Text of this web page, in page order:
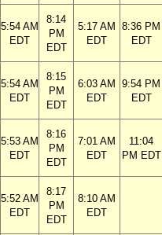
5:54 AM
EDT
8:14
PM
EDT
5:17 AM
EDT
8:36 PM
EDT
5:54 AM
EDT
8:15
PM
EDT
6:03 AM
EDT
9:54 PM
EDT
5:53 AM
EDT
8:16
PM
EDT
7:01 AM
EDT
11:04
PM EDT
5:52 AM
EDT
8:17
PM
EDT
8:10 AM
EDT